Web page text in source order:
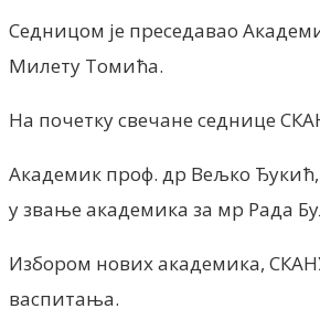
Седницом је преседавао
Милету Томића.
На почетку свечане седнице
Академик проф. др Вељко Ђукић,
у звање академика за мр Рада
Избором нових академика,
васпитања.